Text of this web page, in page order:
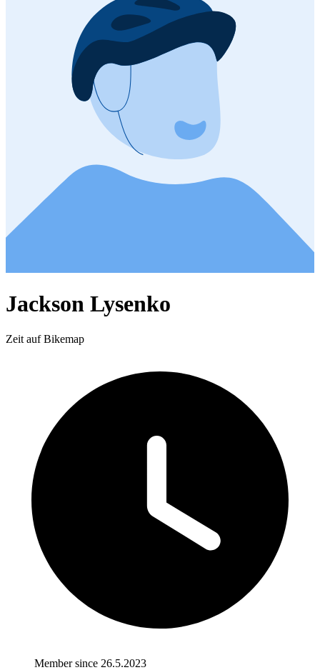
Jackson Lysenko
Zeit auf Bikemap
Member since 26.5.2023